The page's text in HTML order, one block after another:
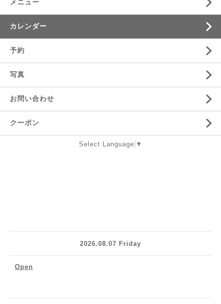
メニュー
カレンダー
予約
写真
お問い合わせ
クーポン
Select Language ▼
2026.08.07 Friday
Open